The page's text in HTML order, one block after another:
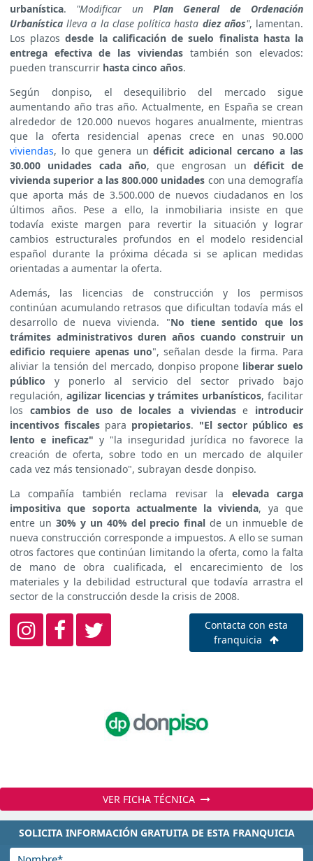
urbanística. "Modificar unPlan General de Ordenación
Urbanística lleva a la clase política hasta diez años", lamentan.
Los plazosdesde la calificación de suelo finalista hasta la
entrega efectiva de las viviendastambién son elevados:
pueden transcurrir hasta cinco años.
Según donpiso, el desequilibrio del mercado sigue
aumentando año tras año. Actualmente, en España se crean
alrededor de 120.000 nuevos hogares anualmente, mientras
que la oferta residencial apenas crece en unas 90.000
viviendas, lo que genera undéficit adicional cercano a las
30.000 unidades cada año, que engrosan un déficit de
vivienda superior a las 800.000 unidades con una demografía
que aporta más de 3.500.000 de nuevos ciudadanos en los
últimos años. Pese a ello, la inmobiliaria insiste en que
todavía existe margen para revertir la situación y lograr
cambios estructurales profundos en el modelo residencial
español durante la próxima década si se aplican medidas
orientadas a aumentar la oferta.
Además, las licencias de construcción y los permisos
continúan acumulando retrasos que dificultan todavía más el
desarrollo de nueva vivienda. "No tiene sentido que los
trámites administrativos duren años cuando construir un
edificio requiere apenas uno", señalan desde la firma. Para
aliviar la tensión del mercado, donpiso propone liberar suelo
público y ponerlo al servicio del sector privado bajo
regulación, agilizar licencias y trámites urbanísticos, facilitar
los cambios de uso de locales a viviendase introducir
incentivos fiscales para propietarios. "El sector público es
lento e ineficaz" y "la inseguridad jurídica no favorece la
creación de oferta, sobre todo en un mercado de alquiler
cada vez más tensionado", subrayan desde donpiso.
La compañía también reclama revisar la elevada carga
impositiva que soporta actualmente la vivienda, ya que
entre un 30% y un 40% del precio final de un inmueble de
nueva construcción corresponde a impuestos. A ello se suman
otros factores que continúan limitando la oferta, como la falta
de mano de obra cualificada, el encarecimiento de los
materiales y la debilidad estructural que todavía arrastra el
sector de la construcción desde la crisis de 2008.
Contacta con esta
franquicia
VER FICHA TÉCNICA
SOLICITA INFORMACIÓN GRATUITA DE ESTA FRANQUICIA